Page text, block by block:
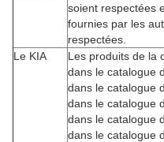
soient respectées
fournies par les
respectées.
Le KIA
Les produits de la
dans le catalogue
dans le catalogue
dans le catalogue
dans le catalogue
dans le catalogue